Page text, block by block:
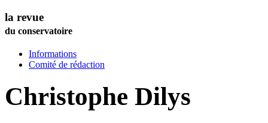
la revue
du conservatoire
Informations
Comité de rédaction
Christophe Dilys